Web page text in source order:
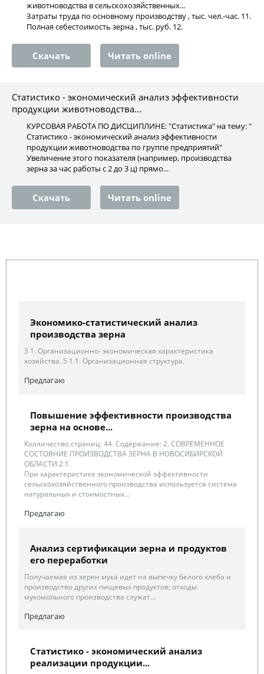
животноводства в сельскохозяйственных...
Затраты труда по основному производству , тыс. чел.-час. 11.
Полная себестоимость зерна , тыс. руб. 12.
Скачать Читать online
Статистико - экономический анализ эффективности
продукции животноводства...
КУРСОВАЯ РАБОТА ПО ДИСЦИПЛИНЕ: "Статистика" на тему: "
Статистико - экономический анализ эффективности
продукции животноводства по группе предприятий"
Увеличение этого показателя (например, производства
зерна за час работы с 2 до 3 ц) прямо...
Скачать Читать online
Экономико-статистический анализ
производства зерна
3 1. Организационно- экономическая характеристика
хозяйства. 5 1.1. Организационная структура.
Предлагаю
Повышение эффективности производства
зерна на основе...
Колличество страниц: 44. Содержание: 2. СОВРЕМЕННОЕ
СОСТОЯНИЕ ПРОИЗВОДСТВА ЗЕРНА В НОВОСИБИРСКОЙ
ОБЛАСТИ 2.1.
При характеристике экономической эффективности
сельскохозяйственного производства используется система
натуральных и стоимостных...
Предлагаю
Анализ сертификации зерна и продуктов
его переработки
Получаемая из зерен мука идет на выпечку белого хлеба и
производство других пищевых продуктов; отходы
мукомольного производства служат...
Предлагаю
Статистико - экономический анализ
реализации продукции...